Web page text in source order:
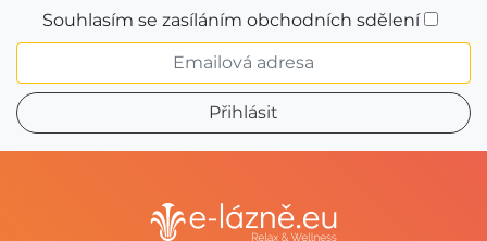
Souhlasím se zasíláním obchodních sdělení